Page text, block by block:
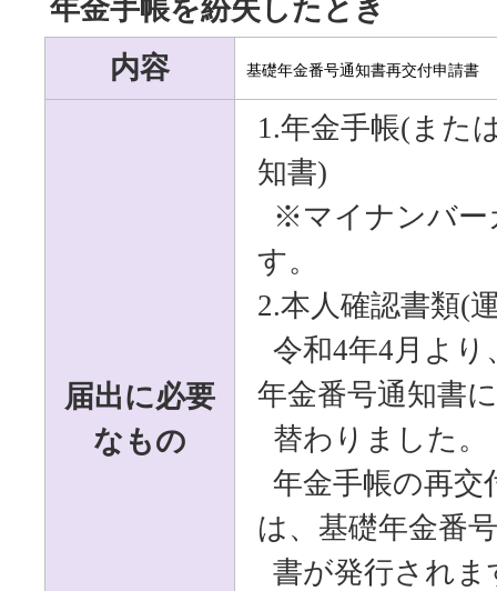
年金手帳を紛失したとき
内容
基礎年金番号通知書再交付申請書
届出に必要
なもの
1.年金手帳(また
知書)
※マイナンバー
す。
2.本人確認書類(
令和4年4月より
年金番号通知書
替わりました。
年金手帳の再交
は、基礎年金番
書が発行されま